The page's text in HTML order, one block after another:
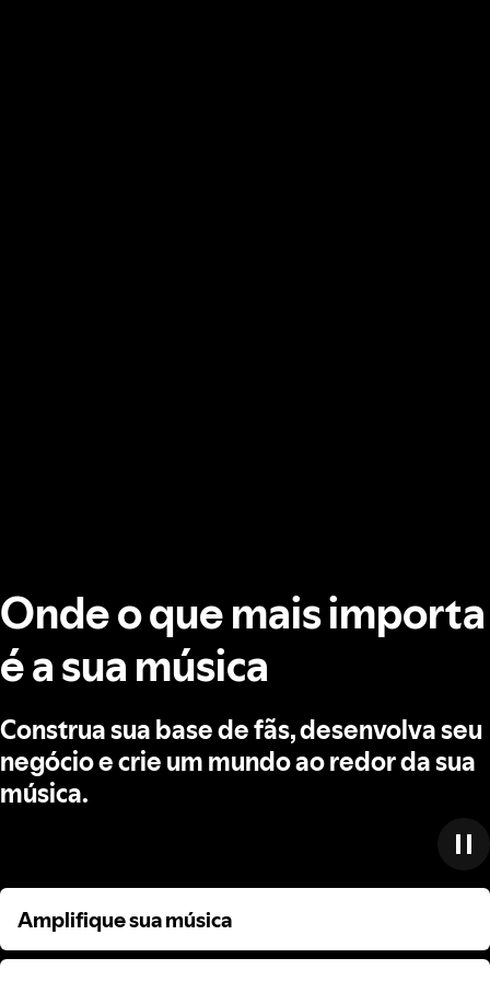
Onde o que mais importa
é a sua música
Construa sua base de fãs, desenvolva seu
negócio e crie um mundo ao redor da sua
música.
Amplifique sua música
Amplifique sua música